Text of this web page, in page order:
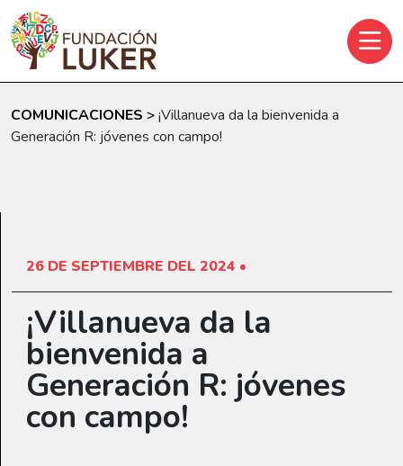
Skip to main content
COMUNICACIONES >¡Villanueva da la bienvenida a
Generación R: jóvenes con campo!
26 DE SEPTIEMBRE DEL 2024 •
¡Villanueva da la
bienvenida a
Generación R: jóvenes
con campo!